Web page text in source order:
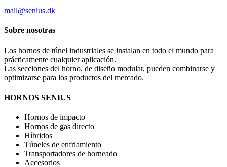
mail@senius.dk
Sobre nosotras
Los hornos de túnel industriales se instalan en todo el mundo para
prácticamente cualquier aplicación.
Las secciones del horno, de diseño modular, pueden combinarse y
optimizarse para los productos del mercado.
HORNOS SENIUS
Hornos de impacto
Hornos de gas directo
Híbridos
Túneles de enfriamiento
Transportadores de horneado
Accesorios